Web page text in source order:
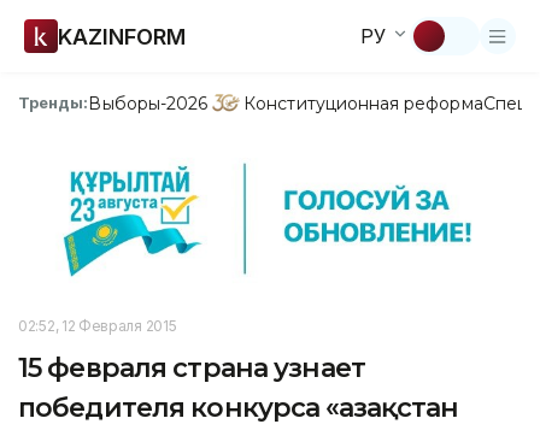
KAZINFORM РУ
Тренды:Выборы-2026 Конституционная реформа
02:52, 12 Февраля 2015
15 февраля страна узнает
победителя конкурса «Қазақстан